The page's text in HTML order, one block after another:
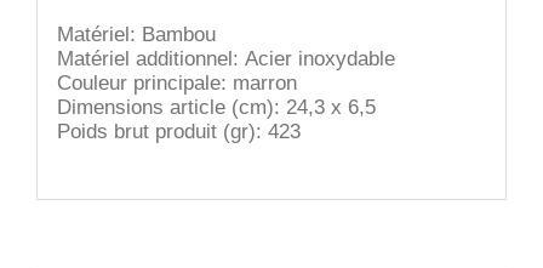
Matériel: Bambou
Matériel additionnel: Acier inoxydable
Couleur principale: marron
Dimensions article (cm): 24,3 x 6,5
Poids brut produit (gr): 423